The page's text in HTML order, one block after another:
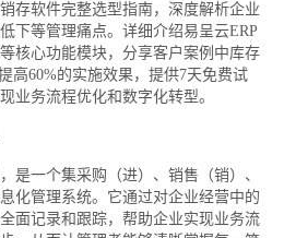
软件完整选型指南，深度解析企业
下等管理痛点。详细介绍易呈云ERP
核心功能模块，分享客户案例中库存
高60%的实施效果，提供7天免费试
业务流程优化和数字化转型。
一个集采购（进）、销售（销）、
化管理系统。它通过对企业经营中的
面记录和跟踪，帮助企业实现业务流